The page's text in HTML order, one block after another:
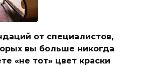
от специалистов,
вы больше никогда
«не тот» цвет краски